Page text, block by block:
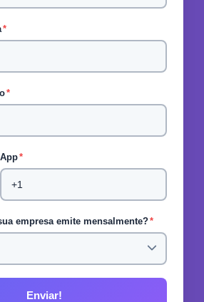
*
*
*
empresa emite mensalmente?*